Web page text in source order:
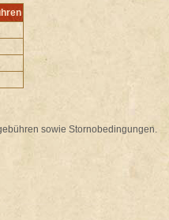
sowie Stornobedingungen.